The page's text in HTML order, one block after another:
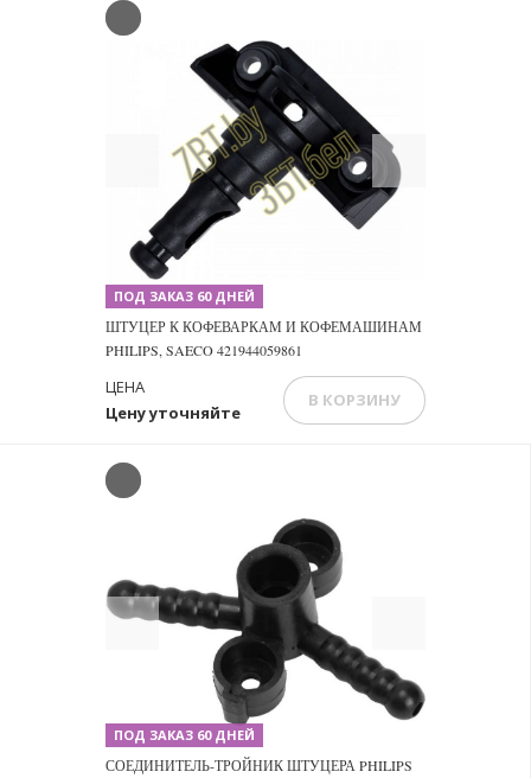
Previous
ПОД ЗАКАЗ 60 ДНЕЙ
ШТУЦЕР К КОФЕВАРКАМ И КОФЕМАШИНАМ
PHILIPS, SAECO 421944059861
Цену уточняйте
ЦЕНА
В КОРЗИНУ
Previous
ПОД ЗАКАЗ 60 ДНЕЙ
СОЕДИНИТЕЛЬ-ТРОЙНИК ШТУЦЕРА PHILIPS